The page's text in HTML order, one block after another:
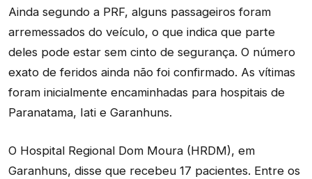
Ainda segundo a PRF, alguns passageiros foram
arremessados do veículo, o que indica que parte
deles pode estar sem cinto de segurança. O número
exato de feridos ainda não foi confirmado. As vítimas
foram inicialmente encaminhadas para hospitais de
Paranatama, Iati e Garanhuns.
O Hospital Regional Dom Moura (HRDM), em
Garanhuns, disse que recebeu 17 pacientes. Entre os